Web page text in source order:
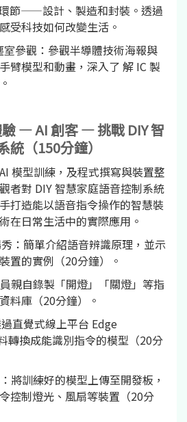
節——設計、製造和封裝。透過
受科技如何改變生活。
參觀：參觀半導體技術海報與
臂模型和動畫，深入了 解 IC 製
— AI 創客 — 挑戰 DIY 智
（150分鐘）
模型訓練，及程式撰寫與裝置整
者對 DIY 智慧家庭語音控制系統
打造能以語音指令操作的智慧裝
在日常生活中的實際應用。
：簡單介紹語音辨識原理，並示
置的實例（20分鐘）。
親自錄製「開燈」「關燈」等指
料庫（20分鐘）。
直覺式線上平台 Edge
轉換成能識別指令的模型（20分
將訓練好的模型上傳至開發板，
控制燈光、風扇等裝置（20分